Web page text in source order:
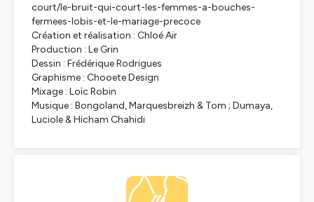
court/le-bruit-qui-court-les-femmes-a-bouches-
fermees-lobis-et-le-mariage-precoce
Création et réalisation : Chloé Air
Production : Le Grin
Dessin : Frédérique Rodrigues
Graphisme : Chooete Design
Mixage : Loïc Robin
Musique : Bongoland, Marquesbreizh & Tom ; Dumaya,
Luciole & Hicham Chahidi